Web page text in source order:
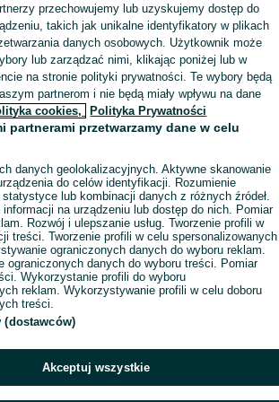
przechowujemy lub uzyskujemy dostęp do
takich jak unikalne identyfikatory w plikach
danych osobowych. Użytkownik może
lub zarządzać nimi, klikając poniżej lub w
na stronie polityki prywatności. Te wybory będą
partnerom i nie będą miały wpływu na dane
cookies, Polityka Prywatności
partnerami przetwarzamy dane w celu
danych geolokalizacyjnych. Aktywne skanowanie
do celów identyfikacji. Rozumienie
lub kombinacji danych z różnych źródeł.
informacji na urządzeniu lub dostęp do nich. Pomiar
Rozwój i ulepszanie usług. Tworzenie profili w
treści. Tworzenie profili w celu spersonalizowanych
ograniczonych danych do wyboru reklam.
ograniczonych danych do wyboru treści. Pomiar
Wykorzystanie profili do wyboru
reklam. Wykorzystywanie profili w celu doboru
treści.
(dostawców)
Akceptuj wszystkie